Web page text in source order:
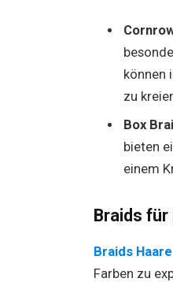
können
zu
Box
bieten
einem
Braids für
Braids
Farben zu